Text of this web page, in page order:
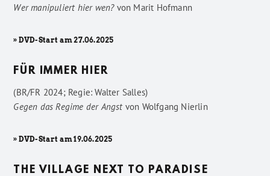
Wer manipuliert hier wen?von Marit Hofmann
» DVD-Start am 27.06.2025
FÜR IMMER HIER
(BR/FR 2024; Regie: Walter Salles)
Gegen das Regime der Angstvon Wolfgang Nierlin
» DVD-Start am 19.06.2025
THE VILLAGE NEXT TO PARADISE